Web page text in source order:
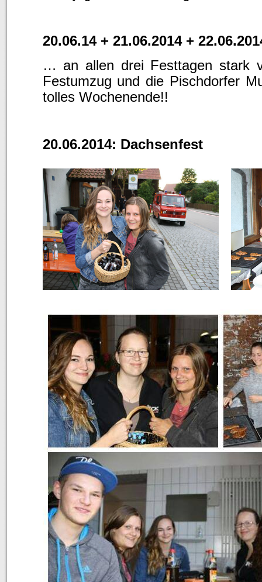
20.06.14 + 21.06.2014 +
… an allen drei Festtagen stark
Festumzug und die Pischdorfer
tolles Wochenende!!
20.06.2014: Dachsenfest